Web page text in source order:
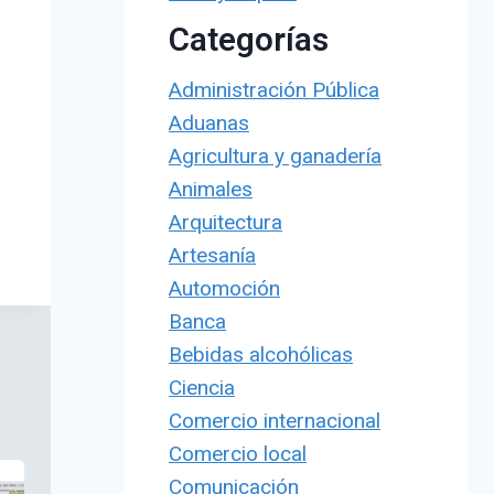
Categorías
Administración Pública
Aduanas
Agricultura y ganadería
Animales
Arquitectura
Artesanía
Automoción
Banca
Bebidas alcohólicas
Ciencia
Comercio internacional
Comercio local
Comunicación